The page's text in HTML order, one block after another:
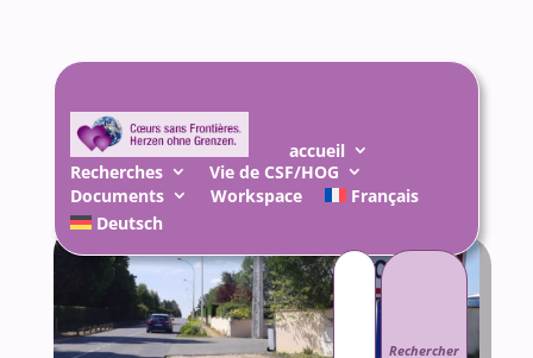
accueil
Recherches
Vie de CSF/HOG
Documents
Workspace
Français
Deutsch
Rechercher :